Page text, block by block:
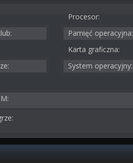
Procesor:
Pamięć operacyjna:
Karta graficzna:
System operacyjny: